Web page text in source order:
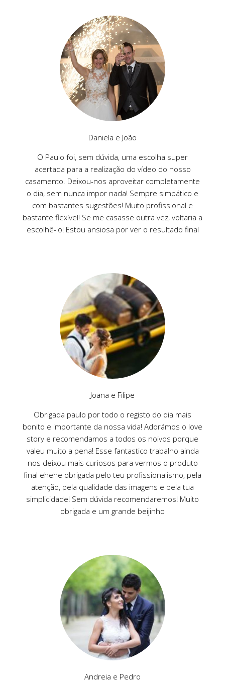
Daniela e João
O Paulo foi, sem dúvida, uma escolha super
acertada para a realização do vídeo do nosso
casamento. Deixou-nos aproveitar completamente
o dia, sem nunca impor nada! Sempre simpático e
com bastantes sugestões! Muito profissional e
bastante flexível! Se me casasse outra vez, voltaria a
escolhê-lo! Estou ansiosa por ver o resultado final
Joana e Filipe
Obrigada paulo por todo o registo do dia mais
bonito e importante da nossa vida! Adorámos o love
story e recomendamos a todos os noivos porque
valeu muito a pena! Esse fantastico trabalho ainda
nos deixou mais curiosos para vermos o produto
final ehehe obrigada pelo teu profissionalismo, pela
atenção, pela qualidade das imagens e pela tua
simplicidade! Sem dúvida recomendaremos! Muito
obrigada e um grande beijinho
Andreia e Pedro